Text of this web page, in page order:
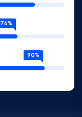
76%
90%